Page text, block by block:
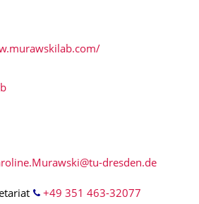
+49 351 463-32077